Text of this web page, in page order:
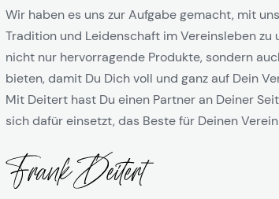
Wir haben es uns zur Aufgabe gemacht, mit
Tradition und Leidenschaft im Vereinsleben zu
nicht nur hervorragende Produkte, sondern
bieten, damit Du Dich voll und ganz auf Dein
Mit Deitert hast Du einen Partner an Deiner
sich dafür einsetzt, das Beste für Deinen